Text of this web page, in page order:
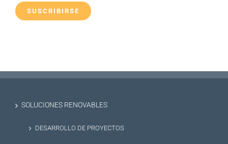
SOLUCIONES RENOVABLES
DESARROLLO DE PROYECTOS